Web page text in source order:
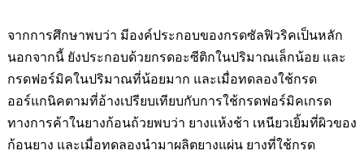
จากการศึกษาพบว่า มีองค์ประกอบของกรดซัลฟิวริคเป็นหลัก
นอกจากนี้ ยังประกอบด้วยกรดอะซีติกในปริมาณเล็กน้อย และ
กรดฟอร์มิคในปริมาณที่น้อยมาก และเมื่อทดลองใช้กรด
ออร์แกนิคตามที่อ้างเปรียบเทียบกับการใช้กรดฟอร์มิคเกรด
ทางการค้าในยางก้อนถ้วยพบว่า ยางแห้งช้า เหนียวเยิ้มที่ผิวของ
ก้อนยาง และเมื่อทดลองนำมาผลิตยางแผ่น ยางที่ใช้กรด